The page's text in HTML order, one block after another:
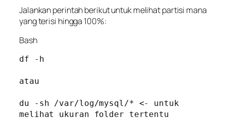
Jalankan perintah berikut untuk melihat partisi mana
yang terisi hingga 100%:
Bash
df -h
atau
du -sh /var/log/mysql/* <- untuk
melihat ukuran folder tertentu